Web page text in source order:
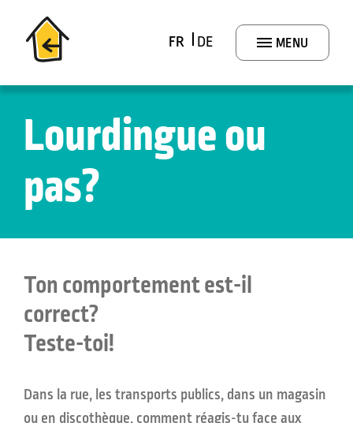
content
FR DE MENU
Lourdingue ou
pas?
Ton comportement est-il
correct?
Teste-toi!
Dans la rue, les transports publics, dans un magasin
ou en discothèque, comment réagis-tu face aux